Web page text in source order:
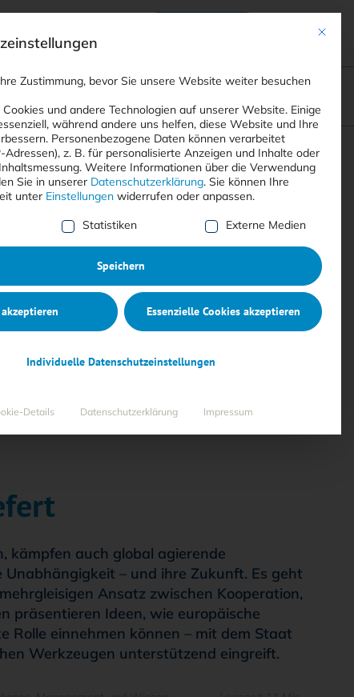
Suchen
kämpfen auch global agierende
– und ihre Zukunft. Es geht
Ansatz zwischen Kooperation,
präsentieren Ideen, wie europäische
Rolle einnehmen können – mit dem Staat
Werkzeugen unterstützend eingreift.
Mit
Zustimmung, bevor Sie unsere Website weiter besuchen
und andere Technologien auf unserer Website. Einige
während andere uns helfen, diese Website und Ihre
Personenbezogene Daten können verarbeitet
Adressen), z. B. für personalisierte Anzeigen und Inhalte oder
Weitere Informationen über die Verwendung
Sie in unserer Datenschutzerklärung. Sie können Ihre
unter Einstellungen widerrufen oder anpassen.
der Service-Gruppen, für die eine Einwilligung
Statistiken Externe Medien
Speichern
Essenzielle Cookies akzeptieren
Individuelle Datenschutzeinstellungen
Details Datenschutzerklärung Impressum